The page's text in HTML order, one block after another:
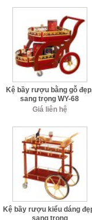
Kệ bầy rượu bằng gỗ
sang trọng WY-68
Giá liên hệ
Kệ bầy rượu kiểu dáng
sang trọng